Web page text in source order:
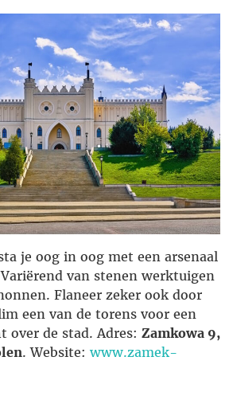
je oog in oog met een arsenaal
van stenen werktuigen
Flaneer zeker ook door
een van de torens voor een
over de stad. Adres: Zamkowa 9,
. Website: www.zamek-